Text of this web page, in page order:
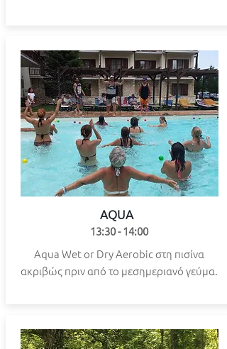
AQUA
13:30 - 14:00
Aqua Wet or Dry Aerobic στη πισίνα
ακριβώς πριν από το μεσημεριανό γεύμα.